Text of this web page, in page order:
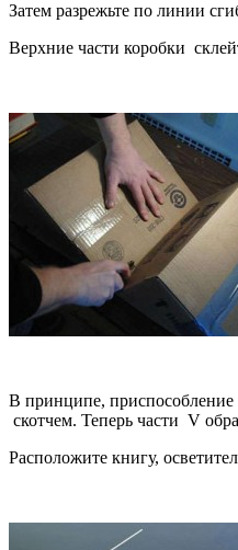
Затем разрежьте по линии
Верхние части коробки
В принципе, приспособление
скотчем. Теперь части V
Расположите книгу,